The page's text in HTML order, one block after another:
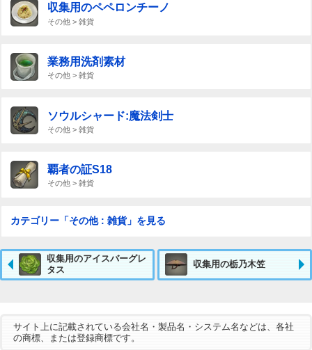
収集用のペペロンチーノ
その他 > 雑貨
業務用洗剤素材
その他 > 雑貨
ソウルシャード:魔法剣士
その他 > 雑貨
覇者の証S18
その他 > 雑貨
カテゴリー「その他 : 雑貨」を見る
収集用のアイスバーグレ
タス
収集用の栃乃木笠
サイト上に記載されている会社名・製品名・システム名などは、各社
の商標、または登録商標です。